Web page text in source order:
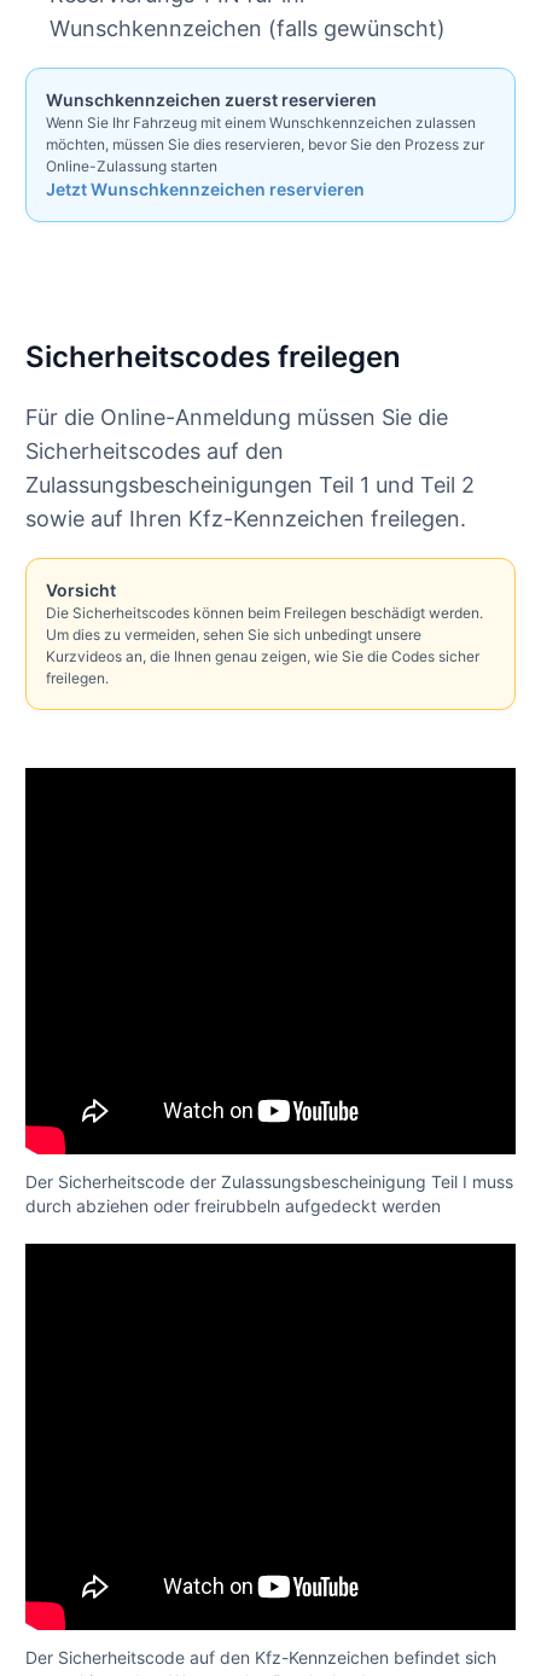
Wunschkennzeichen (falls gewünscht)
Wunschkennzeichen zuerst reservieren
Wenn Sie Ihr Fahrzeug mit einem Wunschkennzeichen zulassen
möchten, müssen Sie dies reservieren, bevor Sie den Prozess zur
Online-Zulassung starten
Jetzt Wunschkennzeichen reservieren
Sicherheitscodes freilegen
Für die Online-Anmeldung müssen Sie die
Sicherheitscodes auf den
Zulassungsbescheinigungen Teil 1 und Teil 2
sowie auf Ihren Kfz-Kennzeichen freilegen.
Vorsicht
Die Sicherheitscodes können beim Freilegen beschädigt werden.
Um dies zu vermeiden, sehen Sie sich unbedingt unsere
Kurzvideos an, die Ihnen genau zeigen, wie Sie die Codes sicher
freilegen.
Der Sicherheitscode der Zulassungsbescheinigung Teil I muss
durch abziehen oder freirubbeln aufgedeckt werden
Der Sicherheitscode auf den Kfz-Kennzeichen befindet sich